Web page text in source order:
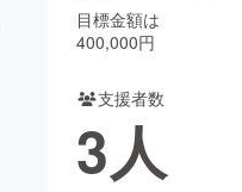
CAMPFIRE Creation
コミュニティ
目標金額は
400,000円
支援者数
3人